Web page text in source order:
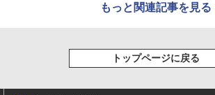
もっと関連記事を見る
トップページに戻る